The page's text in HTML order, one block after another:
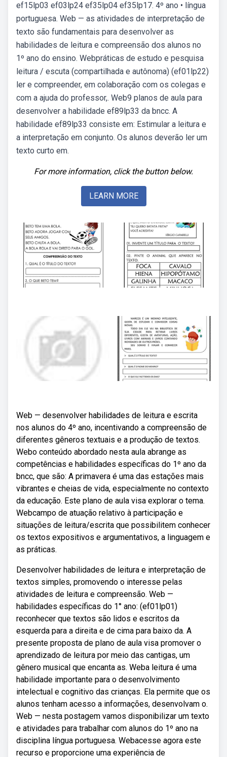
ef15lp03 ef03lp24 ef35lp04 ef35lp17. 4º ano • língua
portuguesa. Web — as atividades de interpretação de
texto são fundamentais para desenvolver as
habilidades de leitura e compreensão dos alunos no
1º ano do ensino. Webpráticas de estudo e pesquisa
leitura / escuta (compartilhada e autônoma) (ef01lp22)
ler e compreender, em colaboração com os colegas e
com a ajuda do professor,. Web9 planos de aula para
desenvolver a habilidade ef89lp33 da bncc. A
habilidade ef89lp33 consiste em: Estimular a leitura e
a interpretação em conjunto. Os alunos deverão ler um
texto curto em.
For more information, click the button below.
LEARN MORE
Web — desenvolver habilidades de leitura e escrita
nos alunos do 4º ano, incentivando a compreensão de
diferentes gêneros textuais e a produção de textos.
Webo conteúdo abordado nesta aula abrange as
competências e habilidades específicas do 1º ano da
bncc, que são: A primavera é uma das estações mais
vibrantes e cheias de vida, especialmente no contexto
da educação. Este plano de aula visa explorar o tema.
Webcampo de atuação relativo à participação e
situações de leitura/escrita que possibilitem conhecer
os textos expositivos e argumentativos, a linguagem e
as práticas.
Desenvolver habilidades de leitura e interpretação de
textos simples, promovendo o interesse pelas
atividades de leitura e compreensão. Web —
habilidades específicas do 1° ano: (ef01lp01)
reconhecer que textos são lidos e escritos da
esquerda para a direita e de cima para baixo da. A
presente proposta de plano de aula visa promover o
aprendizado de leitura por meio das cantigas, um
gênero musical que encanta as. Weba leitura é uma
habilidade importante para o desenvolvimento
intelectual e cognitivo das crianças. Ela permite que os
alunos tenham acesso a informações, desenvolvam o.
Web — nesta postagem vamos disponibilizar um texto
e atividades para trabalhar com alunos do 1º ano na
disciplina língua portuguesa. Webacesse agora este
recurso e proporcione uma experiência de